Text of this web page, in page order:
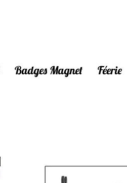
Badges Magnet Féerie